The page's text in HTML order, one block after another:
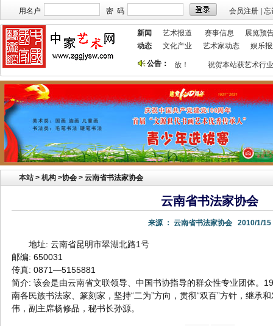
用名户 密 码 会员注册 忘
新闻 艺术报道 赛事信息
展览预
动态
文化产业 艺术家动态 娱乐
公告：
本站欢迎艺术家宣传投放！ 祝贺本站获艺术行
本站 > 机构 >协会 > 云南省书法家协会
云南省书法家协会
来源 ： 云南省书法家协会 2010/1/15
地址: 云南省昆明市翠湖北路1号
邮编: 650031
传真: 0871—5155881
简介: 该会是由云南省文联领导、中国书协指导的群众性专业团体。
南各民族书法家、篆刻家，坚持“二为”方向，贯彻“双百”方针，继承
伟，副主席杨修品，秘书长孙源。